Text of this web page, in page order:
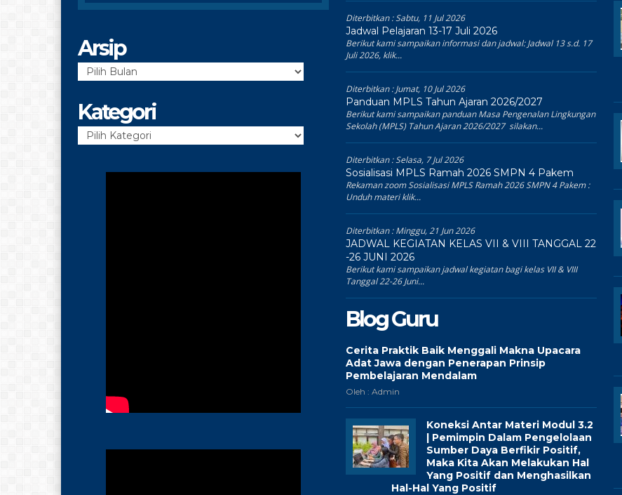
Arsip
Arsip
Kategori
Kategori
Diterbitkan :Sabtu, 11 Jul 2026
Jadwal Pelajaran 13-17 Juli 2026
Berikut kami sampaikan informasi dan jadwal: Jadwal 13 s.d. 17
Juli 2026, klik...
Diterbitkan :Jumat, 10 Jul 2026
Panduan MPLS Tahun Ajaran 2026/2027
Berikut kami sampaikan panduan Masa Pengenalan Lingkungan
Sekolah (MPLS) Tahun Ajaran 2026/2027 silakan...
Diterbitkan :Selasa, 7 Jul 2026
Sosialisasi MPLS Ramah 2026 SMPN 4 Pakem
Rekaman zoom Sosialisasi MPLS Ramah 2026 SMPN 4 Pakem :
Unduh materi klik...
Diterbitkan :Minggu, 21 Jun 2026
JADWAL KEGIATAN KELAS VII & VIII TANGGAL 22
-26 JUNI 2026
Berikut kami sampaikan jadwal kegiatan bagi kelas VII & VIII
Tanggal 22-26 Juni...
Blog Guru
Cerita Praktik Baik Menggali Makna Upacara
Adat Jawa dengan Penerapan Prinsip
Pembelajaran Mendalam
Oleh : Admin
Koneksi Antar Materi Modul 3.2
| Pemimpin Dalam Pengelolaan
Sumber Daya Berfikir Positif,
Maka Kita Akan Melakukan Hal
Yang Positif dan Menghasilkan
Hal-Hal Yang Positif